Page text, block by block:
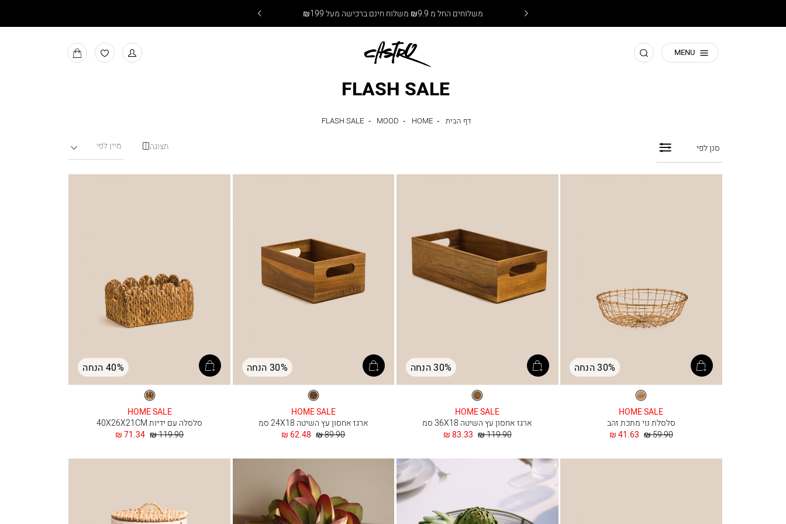
משלוחים החל מ ₪9.9 משלוח חינם ברכישה מעל ₪199
MENU חפש למעבר
למועדפים
MY
BAG
FLASH SALE
דף הבית דף HOME
HOME
MOOD
MOOD
FLASH SALE
סנן לפי תצוגה
30% הנחה
זהב
HOME SALE
סלסלת נוי מתכת זהב
החל
41.63 ₪ מחיר
59.90 ₪
30% הנחה
טבעי
HOME SALE
ארגז אחסון עץ השיטה 36X18 סמ
החל
83.33 ₪ מחיר
119.90 ₪
30% הנחה
טבעי
HOME SALE
ארגז אחסון עץ השיטה 24X18 סמ
החל
62.48 ₪ מחיר
89.90 ₪
40% הנחה
טבעי
HOME SALE
סלסלה עם ידיות 40X26X21CM
החל
71.34 ₪ מחיר
119.90 ₪